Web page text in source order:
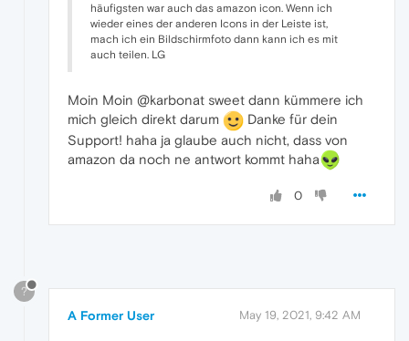
häufigsten war auch das amazon icon. Wenn ich
wieder eines der anderen Icons in der Leiste ist,
mach ich ein Bildschirmfoto dann kann ich es mit
auch teilen. LG
Moin Moin @karbonat sweet dann kümmere ich
mich gleich direkt darum
Danke für dein
Support! haha ja glaube auch nicht, dass von
amazon da noch ne antwort kommt haha
0
?
A Former User May 19, 2021, 9:42 AM